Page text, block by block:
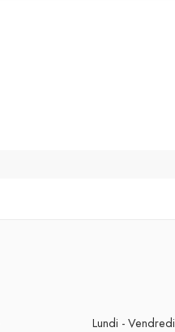
Lundi - Vendredi